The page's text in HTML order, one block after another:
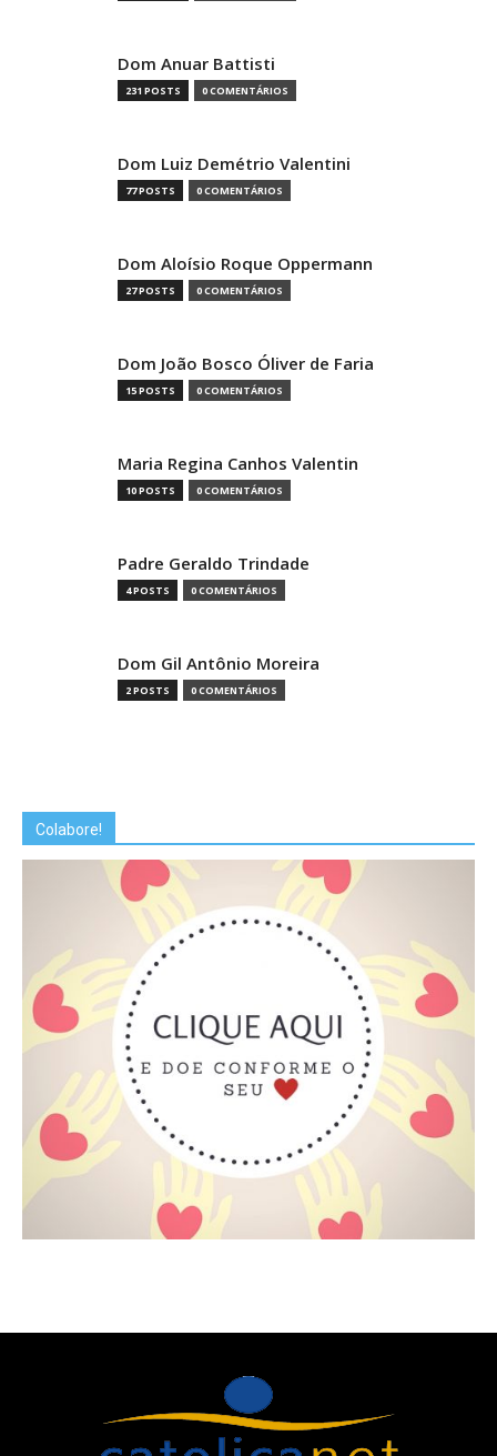
Dom Anuar Battisti
231 POSTS 0 COMENTÁRIOS
Dom Luiz Demétrio Valentini
77 POSTS 0 COMENTÁRIOS
Dom Aloísio Roque Oppermann
27 POSTS 0 COMENTÁRIOS
Dom João Bosco Óliver de Faria
15 POSTS 0 COMENTÁRIOS
Maria Regina Canhos Valentin
10 POSTS 0 COMENTÁRIOS
Padre Geraldo Trindade
4 POSTS 0 COMENTÁRIOS
Dom Gil Antônio Moreira
2 POSTS 0 COMENTÁRIOS
Colabore!